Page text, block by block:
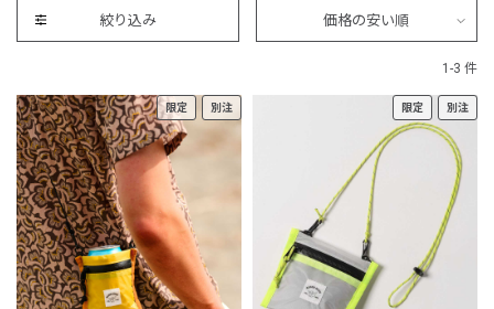
絞り込み 価格の安い順
1-3 件
限定 別注 限定 別注